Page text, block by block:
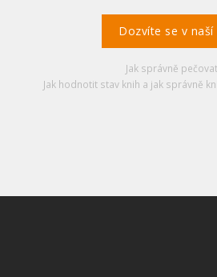
Dozvíte se v naší
Jak správně
Jak hodnotit stav knih a jak správně